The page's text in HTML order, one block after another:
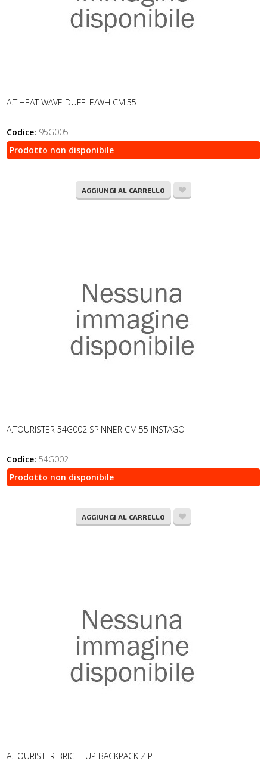
A.T.HEAT WAVE DUFFLE/WH CM.55
Codice: 95G005
Prodotto non disponibile
AGGIUNGI AL CARRELLO
A.TOURISTER 54G002 SPINNER CM.55 INSTAGO
Codice: 54G002
Prodotto non disponibile
AGGIUNGI AL CARRELLO
A.TOURISTER BRIGHTUP BACKPACK ZIP